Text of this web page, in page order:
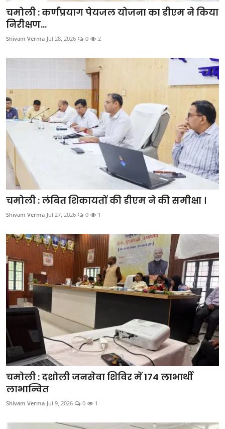
चमोली : कर्णप्रयाग पेयजल योजना का डीएम ने किया
निरीक्षण...
Shivam Verma Jul 28, 2026 0 2
चमोली : लंबित शिकायतों की डीएम ने की समीक्षा ।
Shivam Verma Jul 27, 2026 0 1
चमोली : दशोली जनसेवा शिविर में 174 लाभार्थी
लाभान्वित
Shivam Verma Jul 9, 2026 0 1